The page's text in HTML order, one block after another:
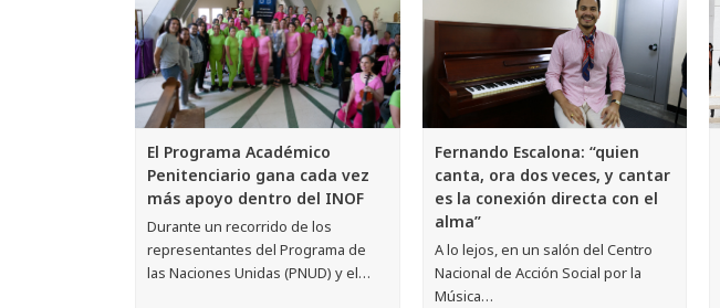
El Programa Académico
Penitenciario gana cada vez
más apoyo dentro del INOF
Durante un recorrido de los
representantes del Programa de
las Naciones Unidas (PNUD) y el…
Fernando Escalona: “quien
canta, ora dos veces, y cantar
es la conexión directa con el
alma”
A lo lejos, en un salón del Centro
Nacional de Acción Social por la
Música…